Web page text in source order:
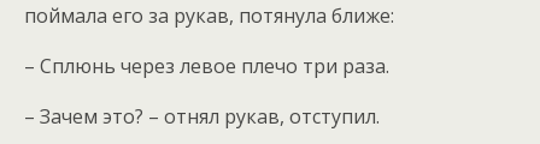
поймала его за рукав, потянула ближе:
– Сплюнь через левое плечо три раза.
– Зачем это? – отнял рукав, отступил.